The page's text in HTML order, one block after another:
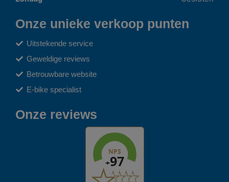
Onze unieke verkoop punten
Uitstekende service
Geweldige reviews
Betrouwbare website
E-bike specialist
Onze reviews